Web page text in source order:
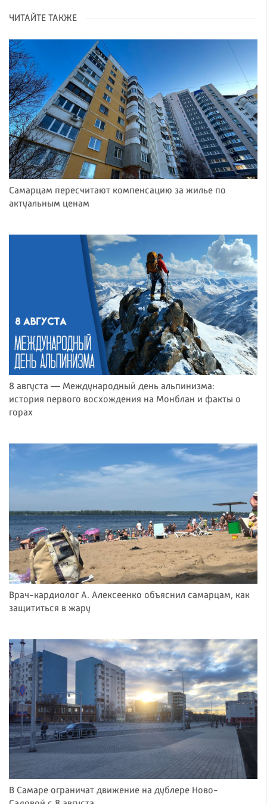
ЧИТАЙТЕ ТАКЖЕ
Самарцам пересчитают компенсацию за жилье по
актуальным ценам
8 августа — Международный день альпинизма:
история первого восхождения на Монблан и факты о
горах
Врач-кардиолог А. Алексеенко объяснил самарцам, как
защититься в жару
В Самаре ограничат движение на дублере Ново-